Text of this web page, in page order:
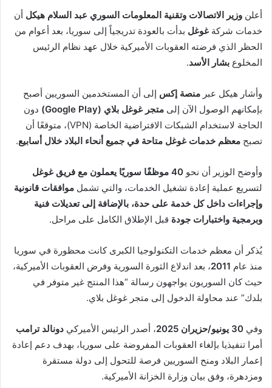
أعلن وزير الاتصالات وتقنية المعلومات السوري عبد السلام هيكل أن
خدمات شركة غوغل بدأت بالعودة تدريجياً إلى سوريا، بعد أعوام من
الحظر الذي فرضته العقوبات الأميركية خلال عهد نظام الرئيس
المخلوع بشار الأسد.
وأشار هيكل عبر منصة إكس إلى أن المستخدمين السوريين أصبح
بإمكانهم الوصول الآن إلى متجر غوغل بلاي (Google Play)
دون
الحاجة لاستخدام الشبكات الافتراضية الخاصة (VPN)، متوقعًا أن
تصبح معظم خدمات غوغل متاحة في جميع أنحاء البلاد خلال أسابيع.
وأوضح الوزير أن نحو 40 موظفًا سوريًا يعملون مع فريق غوغل
لتسريع عملية إعادة تشغيل الخدمات، والتي تشمل موافقات قانونية
وإجراءات داخل كل خدمة على حدة، بالإضافة إلى تعديلات فنية
وبرمجية واختبارات جودة قبل الإطلاق الكامل على مراحل.
يُذكر أن معظم خدمات التكنولوجيا الكبرى كانت محظورة في سوريا
منذ عام 2011، بعد اندلاع الثورة السورية وفرض العقوبات الأميركية،
حيث كان السوريون يواجهون رسالة “هذا المنتج غير متوفر في
بلدك” عند محاولة الدخول إلى متجر غوغل بلاي.
وفي 30 يونيو/حزيران 2025 ، أصدر الرئيس الأميركي دونالد ترامب
أمرا تنفيذيا بإلغاء العقوبات المفروضة على سوريا، بهدف دعم إعادة
إعمار البلاد ومنح السوريين فرصة للتحول إلى دولة مستقرة
ومزدهرة، وفق بيان وزارة الخزانة الأميركية.